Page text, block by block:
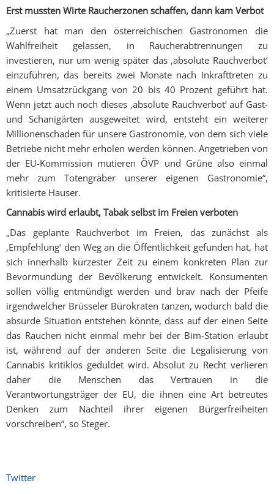
Erst mussten Wirte Raucherzonen schaffen, dann kam Verbot
„Zuerst hat man den österreichischen Gastronomen die
Wahlfreiheit gelassen, in Raucherabtrennungen zu
investieren, nur um wenig später das ‚absolute Rauchverbot‘
einzuführen, das bereits zwei Monate nach Inkrafttreten zu
einem Umsatzrückgang von 20 bis 40 Prozent geführt hat.
Wenn jetzt auch noch dieses ‚absolute Rauchverbot‘ auf Gast-
und Schanigärten ausgeweitet wird, entsteht ein weiterer
Millionenschaden für unsere Gastronomie, von dem sich viele
Betriebe nicht mehr erholen werden können. Angetrieben von
der EU-Kommission mutieren ÖVP und Grüne also einmal
mehr zum Totengräber unserer eigenen Gastronomie“,
kritisierte Hauser.
Cannabis wird erlaubt, Tabak selbst im Freien verboten
„Das geplante Rauchverbot im Freien, das zunächst als
‚Empfehlung‘ den Weg an die Öffentlichkeit gefunden hat, hat
sich innerhalb kürzester Zeit zu einem konkreten Plan zur
Bevormundung der Bevölkerung entwickelt. Konsumenten
sollen völlig entmündigt werden und brav nach der Pfeife
irgendwelcher Brüsseler Bürokraten tanzen, wodurch bald die
absurde Situation entstehen könnte, dass auf der einen Seite
das Rauchen nicht einmal mehr bei der Bim-Station erlaubt
ist, während auf der anderen Seite die Legalisierung von
Cannabis kritiklos geduldet wird. Absolut zu Recht verlieren
daher die Menschen das Vertrauen in die
Verantwortungsträger der EU, die ihnen eine Art betreutes
Denken zum Nachteil ihrer eigenen Bürgerfreiheiten
vorschreiben“, so Steger.
Twitter